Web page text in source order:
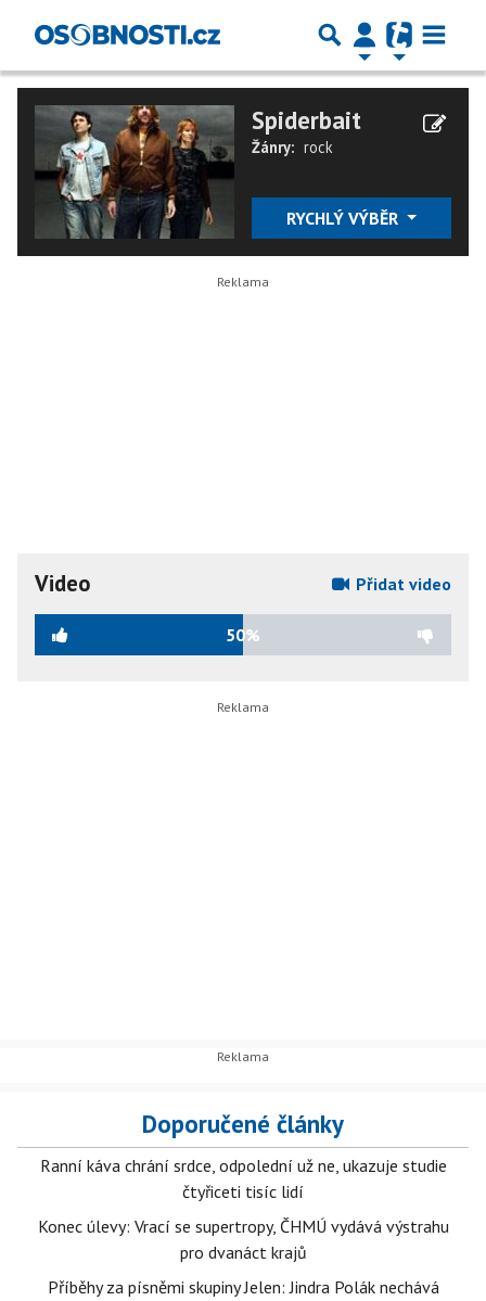
Spiderbait
Žánry: rock
RYCHLÝ VÝBĚR
Video Přidat video
50%
Doporučené články
Ranní káva chrání srdce, odpolední už ne, ukazuje studie
čtyřiceti tisíc lidí
Konec úlevy: Vrací se supertropy, ČHMÚ vydává výstrahu
pro dvanáct krajů
Příběhy za písněmi skupiny Jelen: Jindra Polák nechává